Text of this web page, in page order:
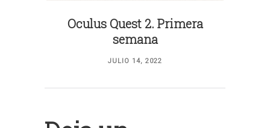
Oculus Quest 2. Primera
semana
JULIO 14, 2022